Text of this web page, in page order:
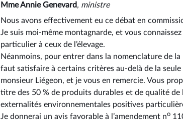
Mme Annie Genevard, ministre
Nous avons effectivement eu ce débat en
Je suis moi-même montagnarde, et vous
particulier à ceux de l’élevage.
Néanmoins, pour entrer dans la nomenclature de
faut satisfaire à certains critères au-delà de la
monsieur Liégeon, et je vous en remercie. Vous
titre des 50 % de produits durables et de qualité de
externalités environnementales positives
Je donnerai un avis favorable à l’amendement no